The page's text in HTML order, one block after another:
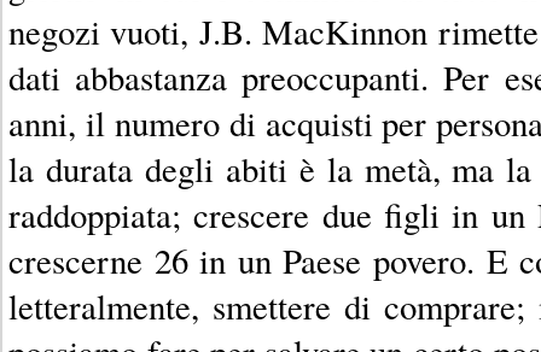
negozi vuoti, J.B. MacKinnon
dati abbastanza preoccupanti. Per
anni, il numero di acquisti per
la durata degli abiti è la metà, ma
raddoppiata; crescere due figli in un
crescerne 26 in un Paese povero. E
letteralmente, smettere di